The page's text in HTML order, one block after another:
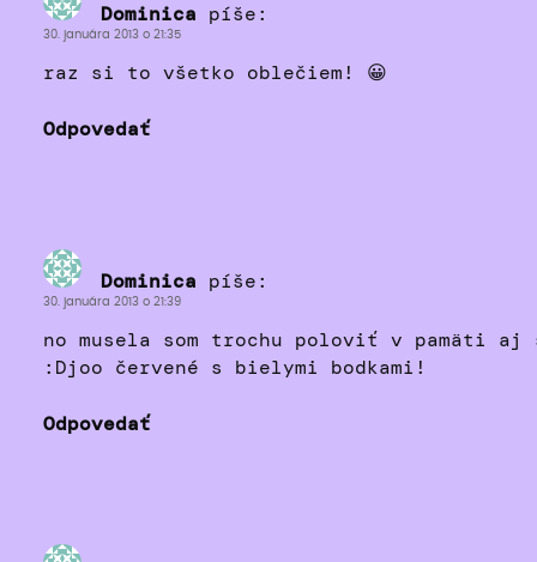
Dominica píše:
30. januára 2013 o 21:35
raz si to všetko oblečiem! 😀
Odpovedať
Dominica píše:
30. januára 2013 o 21:39
no musela som trochu poloviť v pamäti aj
:Djoo červené s bielymi bodkami!
Odpovedať